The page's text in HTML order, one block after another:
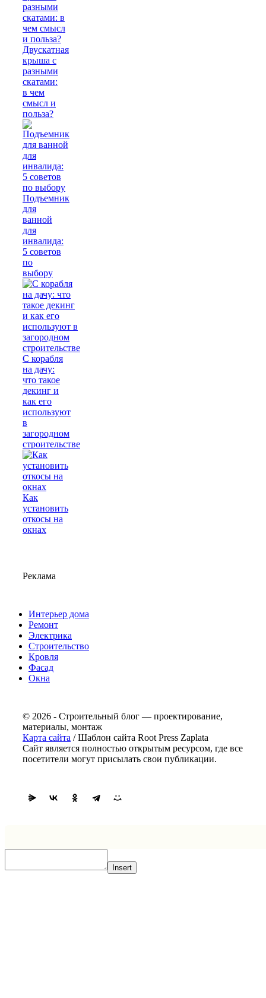
Двускатная
крыша с
разными
скатами:
в чем
смысл и
польза?
Подъемник
для
ванной
для
инвалида:
5 советов
по
выбору
С корабля
на дачу:
что такое
декинг и
как его
используют
в
загородном
строительстве
Как
установить
откосы на
окнах
Реклама
Интерьер дома
Ремонт
Электрика
Строительство
Кровля
Фасад
Окна
© 2026 - Строительный блог — проектирование,
материалы, монтаж
Карта сайта / Шаблон сайта Root Press Zaplata
Сайт является полностью открытым ресурсом, где все
посетители могут присылать свои публикации.
Insert